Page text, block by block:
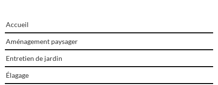
Accueil
Aménagement paysager
Entretien de jardin
Élagage